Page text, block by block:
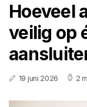
Hoeveel
veilig op
19 juni 2026 2